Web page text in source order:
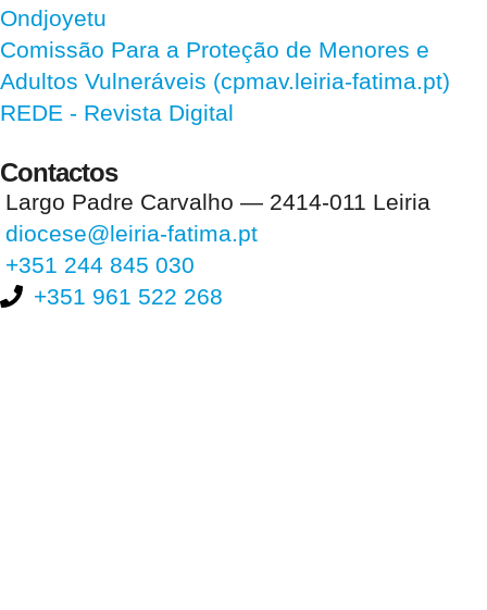
Ondjoyetu
Comissão Para a Proteção de Menores e
Adultos Vulneráveis (cpmav.leiria-fatima.pt)
REDE - Revista Digital
Contactos
Largo Padre Carvalho — 2414-011 Leiria
diocese@leiria-fatima.pt
+351 244 845 030
+351 961 522 268